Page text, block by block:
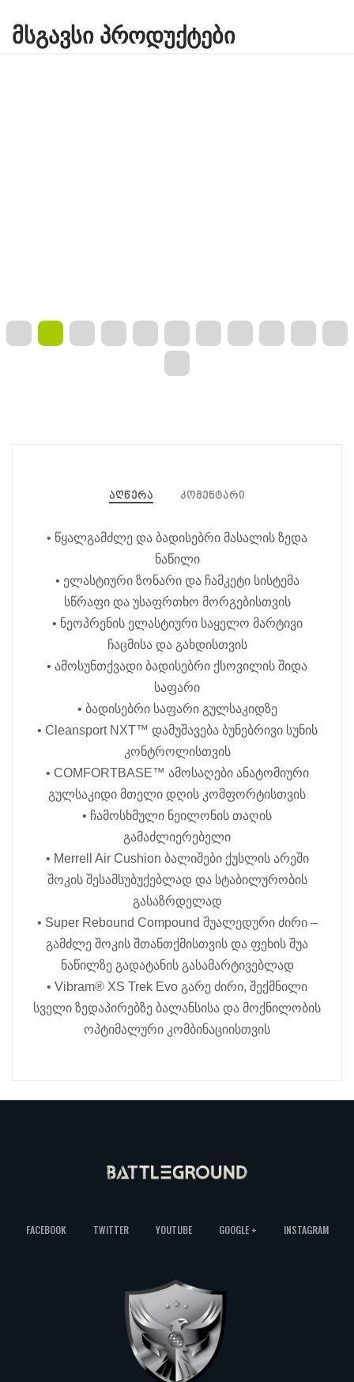
ᲛᲡᲒᲐᲕᲡᲘ ᲞᲠᲝᲓᲣᲥᲢᲔᲑᲘ
აღწერა კომენტარი
• წყალგამძლე და ბადისებრი მასალის ზედა
ნაწილი
• ელასტიური ზონარი და ჩამკეტი სისტემა
სწრაფი და უსაფრთხო მორგებისთვის
• ნეოპრენის ელასტიური საყელო მარტივი
ჩაცმისა და გახდისთვის
• ამოსუნთქვადი ბადისებრი ქსოვილის შიდა
საფარი
• ბადისებრი საფარი გულსაკიდზე
• Cleansport NXT™ დამუშავება ბუნებრივი სუნის
კონტროლისთვის
• COMFORTBASE™ ამოსაღები ანატომიური
გულსაკიდი მთელი დღის კომფორტისთვის
• ჩამოსხმული ნეილონის თაღის
გამაძლიერებელი
• Merrell Air Cushion ბალიშები ქუსლის არეში
შოკის შესამსუბუქებლად და სტაბილურობის
გასაზრდელად
• Super Rebound Compound შუალედური ძირი –
გამძლე შოკის შთანთქმისთვის და ფეხის შუა
ნაწილზე გადატანის გასამარტივებლად
• Vibram® XS Trek Evo გარე ძირი, შექმნილი
სველი ზედაპირებზე ბალანსისა და მოქნილობის
ოპტიმალური კომბინაციისთვის
FACEBOOK TWITTER YOUTUBE GOOGLE + INSTAGRAM